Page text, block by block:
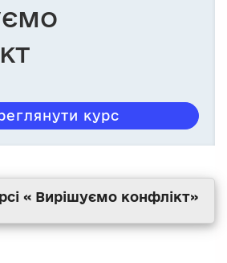
курс
« Вирішуємо конфлікт»